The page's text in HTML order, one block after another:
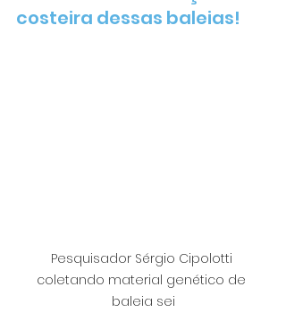
costeira dessas baleias!
Pesquisador Sérgio Cipolotti
coletando material genético de
baleia sei